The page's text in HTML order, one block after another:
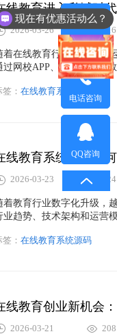
线教育进入私域时
2026-03-26 216
着在线教育行业进入私域
过网校APP、小程序以及
期运营能力。本文从行业
的新方向，并介绍如万岳
的在线教育系统。
： 在线教育系统源码
2026-03-23 224
着教育行业数字化升级，
业趋势、技术架构和运营
育机构如何低成本快速搭
： 在线教育系统源码
2026-03-21 208
微信咨询
电话咨询
QQ咨询
现在有优惠活动么？